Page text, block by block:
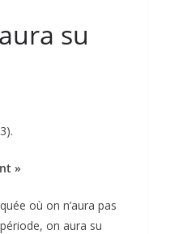
su
»
où on n’aura pas
on aura su